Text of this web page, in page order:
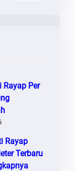
Rayap Per
Rayap
Terbaru